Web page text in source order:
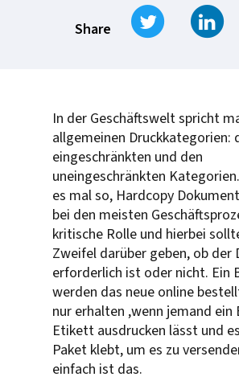
Share
Tweet
In der Geschäftswelt spricht
allgemeinen Druckkategorien:
eingeschränkten und den
uneingeschränkten
es mal so, Hardcopy
bei den meisten
kritische Rolle und hierbei
Zweifel darüber geben, ob der
erforderlich ist oder nicht. Ein
werden das neue online
nur erhalten ,wenn jemand ein
Etikett ausdrucken lässt und
Paket klebt, um es zu
einfach ist das.